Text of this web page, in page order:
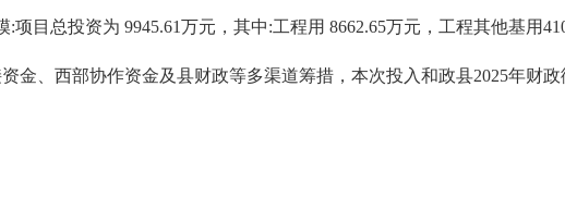
目总投资为 9945.61万元，其中:工程用 8662.65万元，工程其他基用
金、西部协作资金及县财政等多渠道筹措，本次投入和政县2025年财政